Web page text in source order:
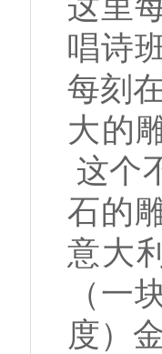
唱诗
每刻
大的
这个
石的
意大
（一
度）